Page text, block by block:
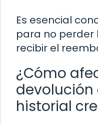
Es esencial
para no
recibir el
¿Cómo
historial